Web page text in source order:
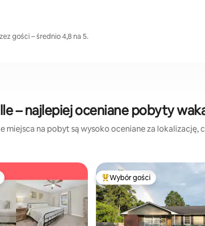
gości – średnio 4,8 na 5.
– najlepiej oceniane pobyty
miejsca na pobyt są wysoko oceniane za lokalizację,
z kategorii Wybór gości Najpopularniejsze z kategorii
Wybór gości